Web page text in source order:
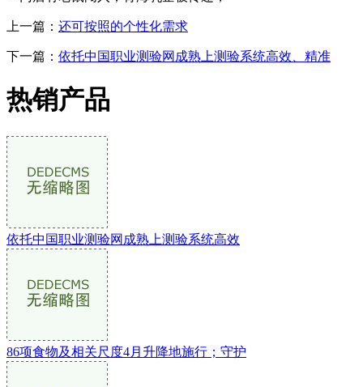
上一篇： 还可按照的个性化需求
下一篇： 依托中国职业测验网成熟上测验系统高效、精准
热销产品
依托中国职业测验网成熟上测验系统高效
86项食物及相关尺度4月升降地施行；守护